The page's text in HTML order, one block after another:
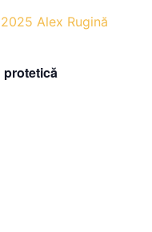
protetică